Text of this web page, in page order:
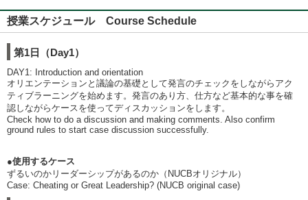
授業スケジュール Course Schedule
第1日（Day1）
DAY1: Introduction and orientation
オリエンテーションと議論の基礎として発言のチェックをしながらアク
ティブラーニングを始めます。発言のあり方、仕方など基本的な事を確
認しながらケースを使ってディスカッションをします。
Check how to do a discussion and making comments. Also confirm
ground rules to start case discussion successfully.
●使用するケース
ずるいのかリーダーシップがあるのか（NUCBオリジナル）
Case: Cheating or Great Leadership? (NUCB original case)